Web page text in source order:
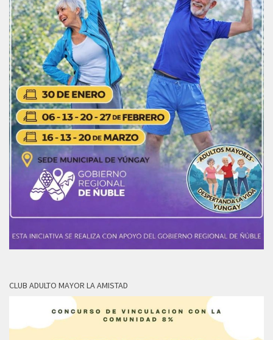
CLUB ADULTO MAYOR LA AMISTAD